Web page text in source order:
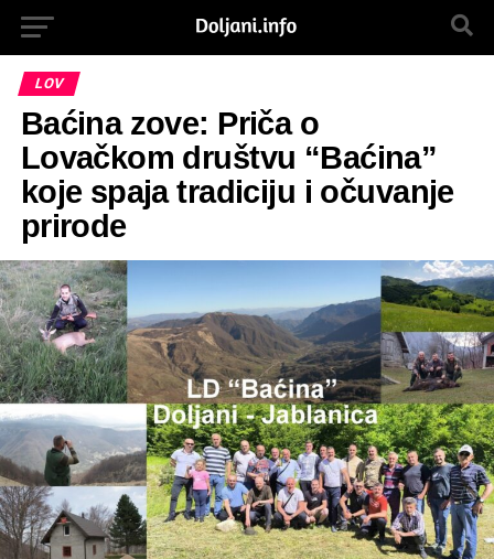
LOV
Baćina zove: Priča o
Lovačkom društvu “Baćina”
koje spaja tradiciju i očuvanje
prirode